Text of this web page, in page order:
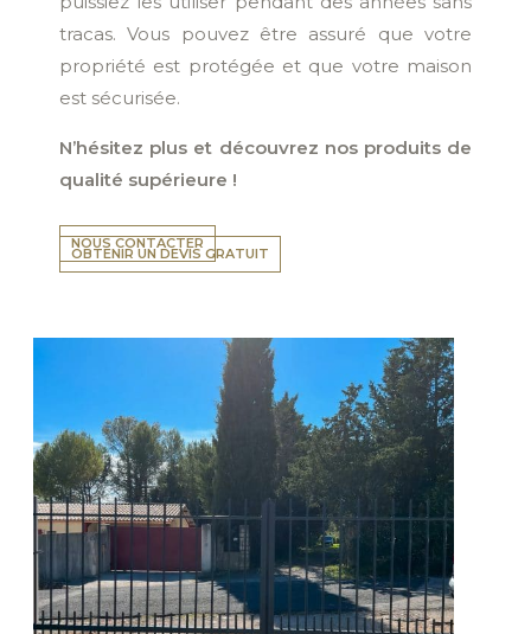
tracas. Vous pouvez être assuré que votre
propriété est protégée et que votre maison
est sécurisée.
N’hésitez plus et découvrez nos produits de
qualité supérieure !
NOUS CONTACTER
OBTENIR UN DEVIS GRATUIT